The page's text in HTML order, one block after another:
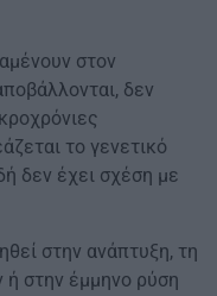
στον
δεν
το γενετικό
δεν έχει σχέση με
στην ανάπτυξη, τη
ή στην έμμηνο ρύση